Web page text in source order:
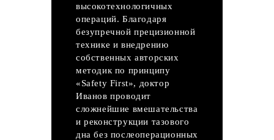
высокотехнологичных
операций. Благодаря
безупречной прецизионной
технике и внедрению
собственных авторских
методик по принципу
«Safety First», доктор
Иванов проводит
сложнейшие вмешательства
и реконструкции тазового
дна без послеоперационных